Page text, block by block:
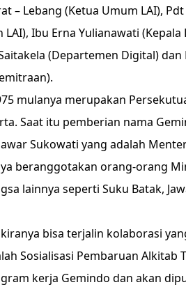
– Lebang (Ketua Umum LAI),
Ibu Erna Yulianawati
(Departemen Digital) dan
mulanya merupakan
Saat itu pemberian nama
Sukowati yang adalah
beranggotakan orang-orang
lainnya seperti Suku Batak,
bisa terjalin kolaborasi
Sosialisasi Pembaruan Alkitab
kerja Gemindo dan akan